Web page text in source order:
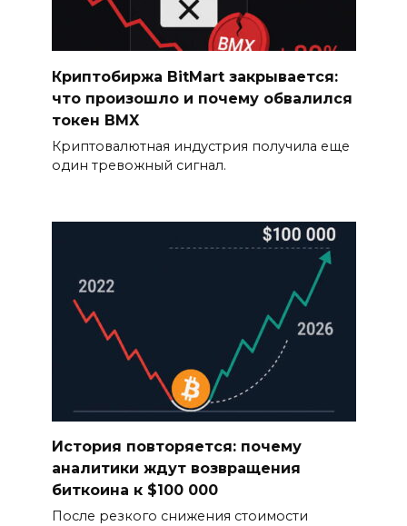
Криптобиржа BitMart закрывается:
что произошло и почему обвалился
токен BMX
Криптовалютная индустрия получила еще
один тревожный сигнал.
История повторяется: почему
аналитики ждут возвращения
биткоина к $100 000
После резкого снижения стоимости